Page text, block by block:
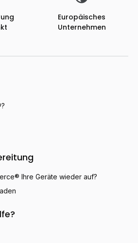
Europäisches
Unternehmen
Ihre Geräte wieder auf?